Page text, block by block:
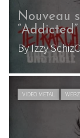
Nouveau
“Addicted”
By Izzy
VIDEO METAL